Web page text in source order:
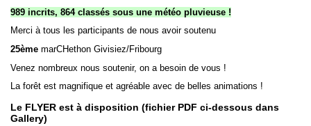
Archives
Navigation
recherche
messages récents
989 incrits, 864 classés sous une météo pluvieuse !
Merci à tous les participants de nous avoir soutenu
25ème marCHethon Givisiez/Fribourg
Venez nombreux nous soutenir, on a besoin de vous !
La forêt est magnifique et agréable avec de belles animations !
Le FLYER est à disposition (fichier PDF ci-dessous dans
Gallery)